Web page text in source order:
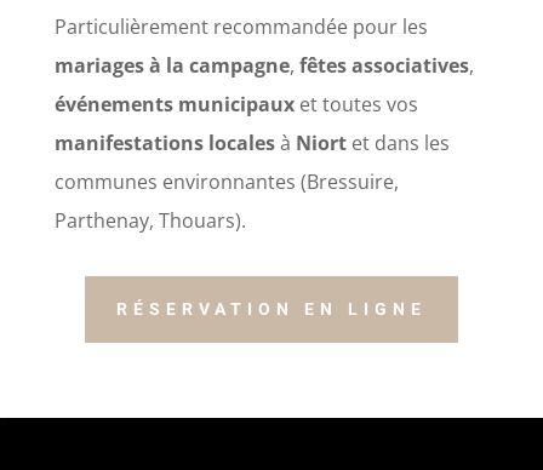
Particulièrement recommandée pour les
mariages à la campagne, fêtes associatives,
événements municipauxet toutes vos
manifestations localesà Niortet dans les
communes environnantes (Bressuire,
Parthenay, Thouars).
RÉSERVATION EN LIGNE